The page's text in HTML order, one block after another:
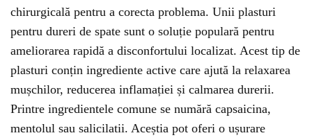
chirurgicală pentru a corecta problema. Unii plasturi
pentru dureri de spate sunt o soluție populară pentru
ameliorarea rapidă a disconfortului localizat. Acest tip de
plasturi conțin ingrediente active care ajută la relaxarea
mușchilor, reducerea inflamației și calmarea durerii.
Printre ingredientele comune se numără capsaicina,
mentolul sau salicilatii. Aceștia pot oferi o ușurare